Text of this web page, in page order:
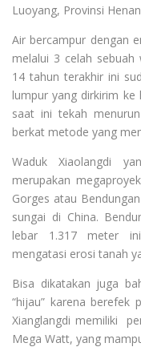
Luoyang, Provinsi
Air bercampur dengan
melalui 3 celah
14 tahun terakhir ini
lumpur yang dirkirim
saat ini tekah
berkat metode yang
Waduk Xiaolangdi
merupakan
Gorges atau
sungai di China.
lebar 1.317 meter
mengatasi erosi tanah
Bisa dikatakan juga
“hijau” karena berefek
Xianglangdi memiliki
Mega Watt, yang